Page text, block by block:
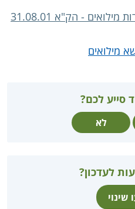
- הק"א 31.08.01
מילואים
סייע לכם?
לא
לעדכון?
שינוי